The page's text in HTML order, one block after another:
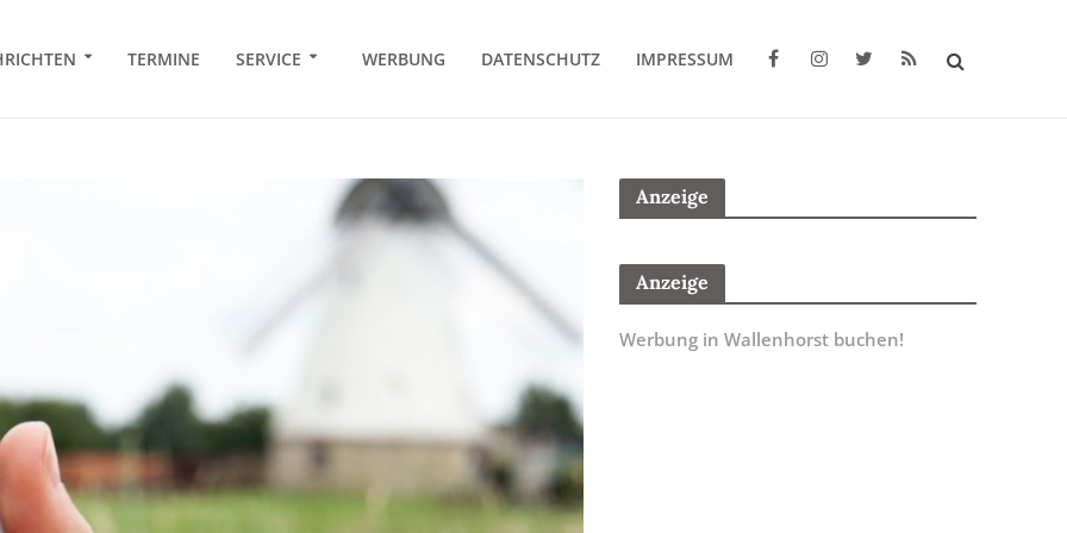
TERMINE SERVICE WERBUNG DATENSCHUTZ IMPRESSUM
Anzeige
Anzeige
Werbung in Wallenhorst buchen!